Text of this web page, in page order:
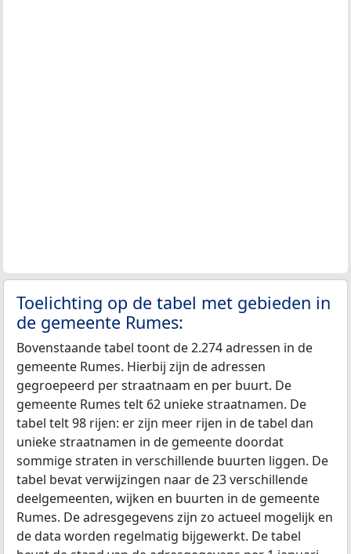
Toelichting op de tabel met gebieden in
de gemeente Rumes:
Bovenstaande tabel toont de 2.274 adressen in de
gemeente Rumes. Hierbij zijn de adressen
gegroepeerd per straatnaam en per buurt. De
gemeente Rumes telt 62 unieke straatnamen. De
tabel telt 98 rijen: er zijn meer rijen in de tabel dan
unieke straatnamen in de gemeente doordat
sommige straten in verschillende buurten liggen. De
tabel bevat verwijzingen naar de 23 verschillende
deelgemeenten, wijken en buurten in de gemeente
Rumes. De adresgegevens zijn zo actueel mogelijk en
de data worden regelmatig bijgewerkt. De tabel